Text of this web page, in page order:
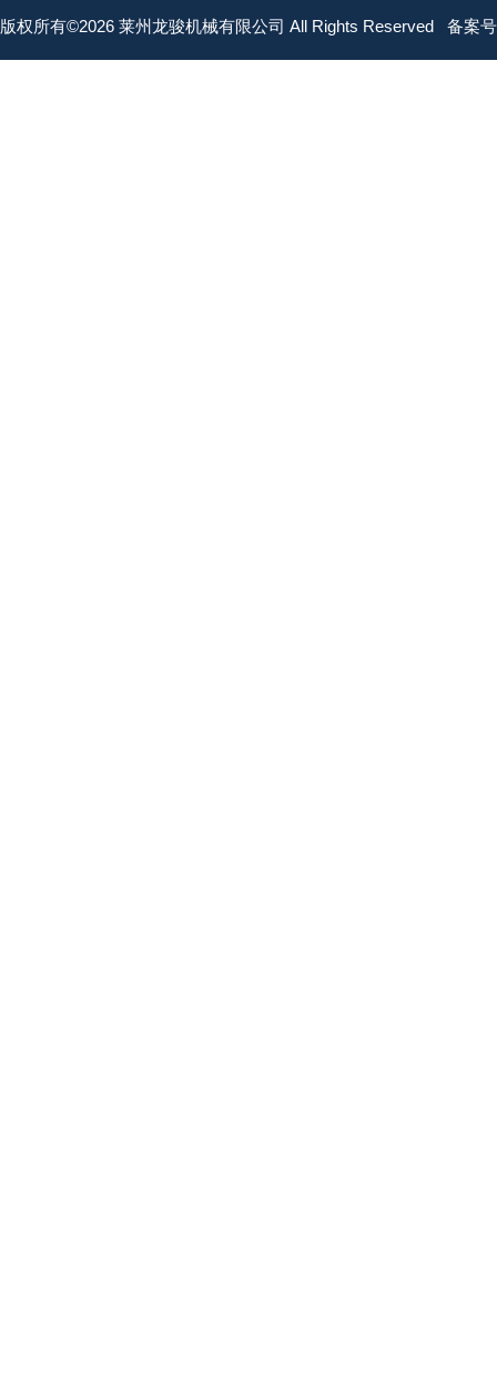
版权所有©2026 莱州龙骏机械有限公司 All Rights Reserved 备案